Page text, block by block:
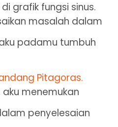
grafik fungsi sinus.
masalah dalam
padamu tumbuh
Pitagoras.
menemukan
penyelesaian